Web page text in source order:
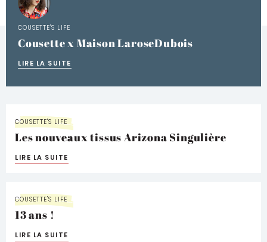
COUSETTE'S LIFE
Cousette x Maison LaroseDubois
LIRE LA SUITE
COUSETTE'S LIFE
Les nouveaux tissus Arizona Singulière
LIRE LA SUITE
COUSETTE'S LIFE
13 ans !
LIRE LA SUITE